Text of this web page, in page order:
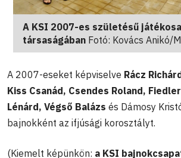
A KSI 2007-es születésű
társaságában Fotó: Kovács Anikó/
A 2007-eseket képviselve Rácz
Kiss Csanád, Csendes Roland,
Lénárd, Végső Balázs és Dámosy
bajnokként az ifjúsági korosztályt.
(Kiemelt képünkön: a KSI